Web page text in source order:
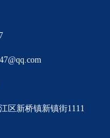
区新桥镇新镇街1111